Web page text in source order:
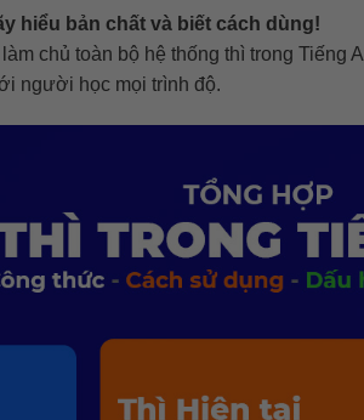
hiểu bản chất và biết cách dùng!
chủ toàn bộ hệ thống thì trong Tiếng
người học mọi trình độ.